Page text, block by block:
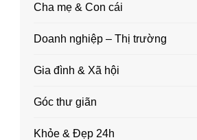
Cha mẹ & Con cái
Doanh nghiệp – Thị trường
Gia đình & Xã hội
Góc thư giãn
Khỏe & Đẹp 24h